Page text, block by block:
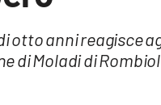
otto anni reagisce
di Moladi di